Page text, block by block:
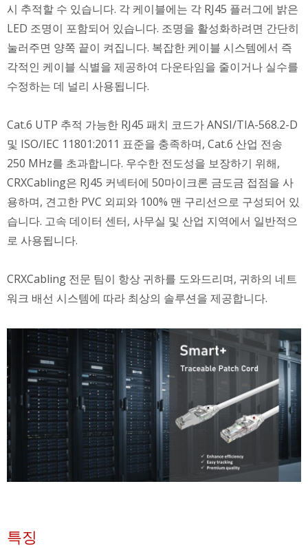
시 추적할 수 있습니다. 각 케이블에는 각 RJ45 플러그에 밝은
LED 조명이 포함되어 있습니다. 조명을 활성화하려면 간단히
눌러주면 양쪽 끝이 켜집니다. 복잡한 케이블 시스템에서 즉
각적인 케이블 식별을 제공하여 다운타임을 줄이거나 실수를
수정하는 데 널리 사용됩니다.
Cat.6 UTP 추적 가능한 RJ45 패치 코드가 ANSI/TIA-568.2-D
및 ISO/IEC 11801:2011 표준을 충족하며, Cat.6 산업 전송
250 MHz를 초과합니다. 우수한 전도성을 보장하기 위해,
CRXCabling은 RJ45 커넥터에 50마이크론 금도금 접점을 사
용하며, 견고한 PVC 외피와 100% 맨 구리선으로 구성되어 있
습니다. 고속 데이터 센터, 사무실 및 산업 지역에서 일반적으
로 사용됩니다.
CRXCabling 전문 팀이 항상 귀하를 도와드리며, 귀하의 네트
워크 배선 시스템에 따라 최상의 솔루션을 제공합니다.
특징